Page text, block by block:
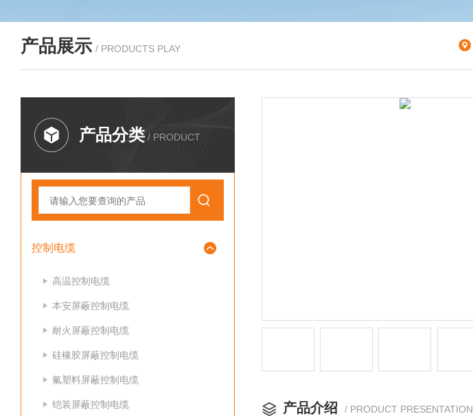
产品展示 / PRODUCTS PLAY
产品分类 / PRODUCT
控制电缆
高温控制电缆
本安屏蔽控制电缆
耐火屏蔽控制电缆
硅橡胶屏蔽控制电缆
氟塑料屏蔽控制电缆
铠装屏蔽控制电缆 产品介绍 / PRODUCT PRESENTATION